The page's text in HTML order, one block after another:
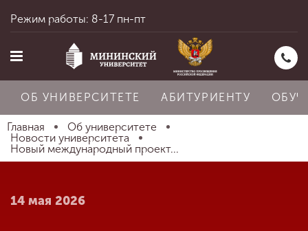
Главная
Режим работы: 8-17 пн-пт
ОБ УНИВЕРСИТЕТЕ АБИТУРИЕНТУ
Главная
Об университете
Новости университета
Новый международный проект...
14 мая 2026